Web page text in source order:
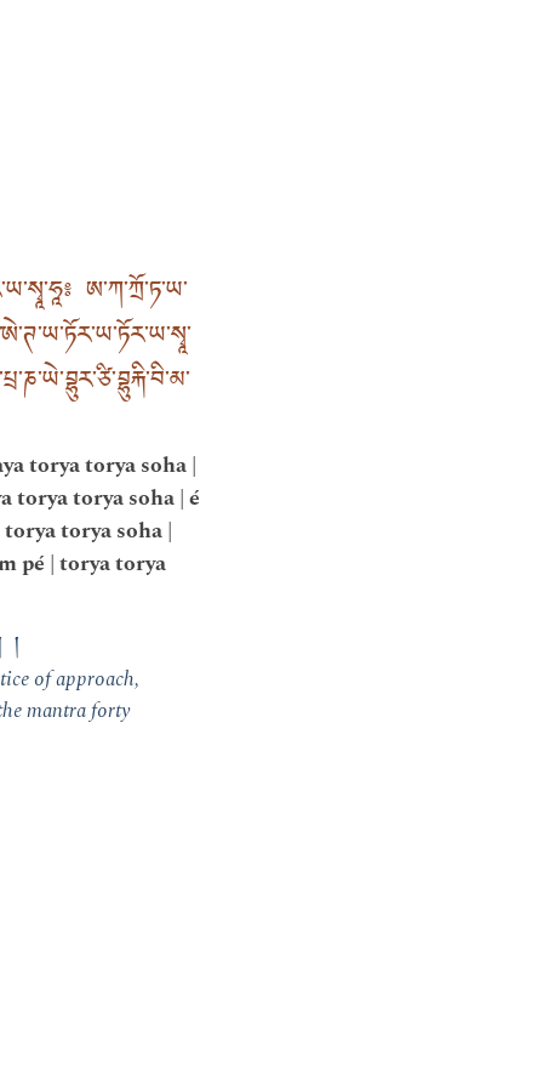
ཨ་ཀ་ཀྲོ་ཏ་ཡ་
torya torya soha |
torya torya soha | é
torya soha |
pé | torya torya
།
of approach,
mantra forty